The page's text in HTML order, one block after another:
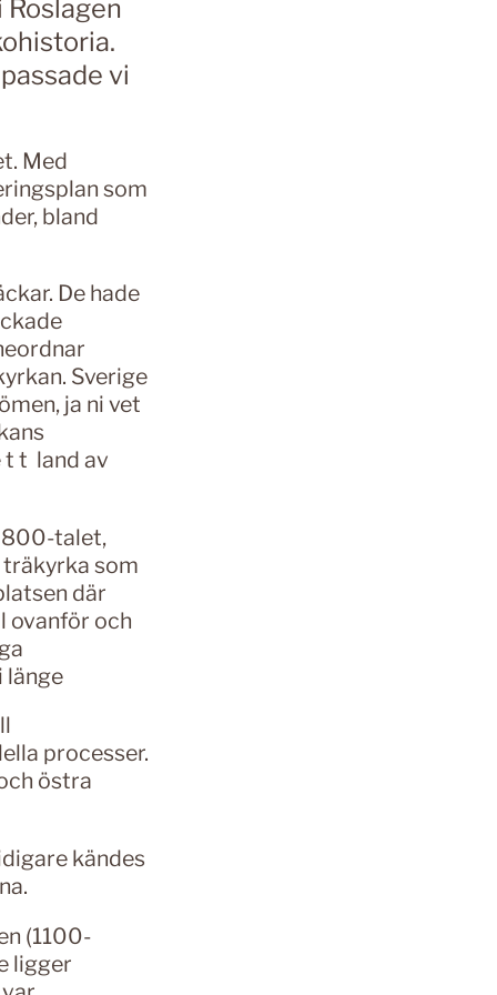
vi
Med
som
bland
De hade
Sverige
ja ni vet
t t land av
800-talet,
som
där
ovanför och
länge
processer.
östra
kändes
(1100-
ligger